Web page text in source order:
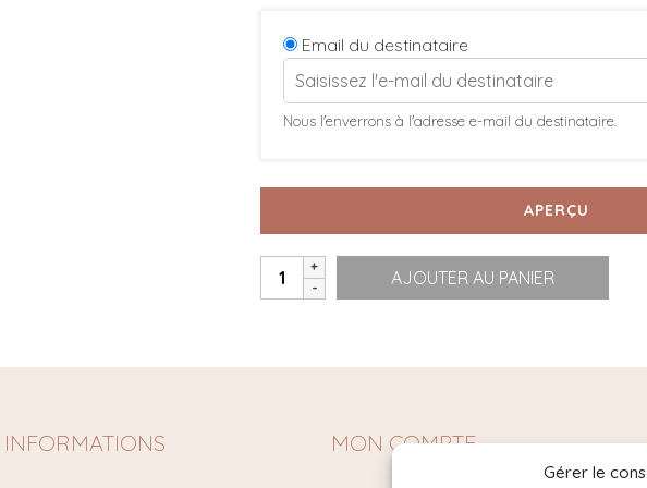
Gérer le
Email du destinataire
Nous l'enverrons à l'adresse e-mail du destinataire.
APERÇU
quantité
AJOUTER AU PANIER
INFORMATIONS MON COMPTE